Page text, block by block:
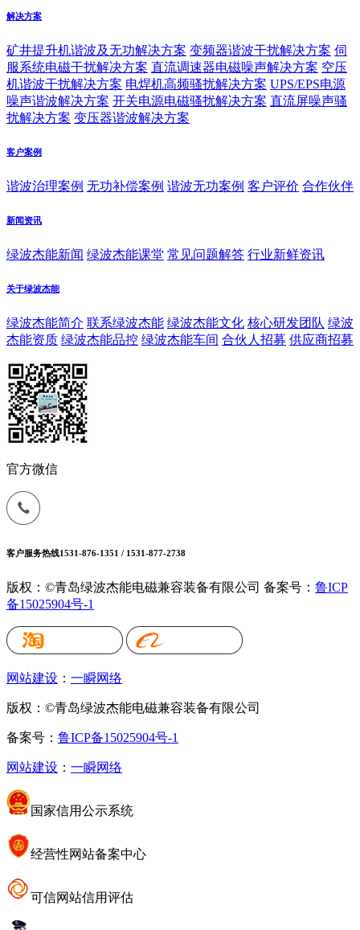
解决方案
矿井提升机谐波及无功解决方案 变频器谐波干扰解决方案 伺
服系统电磁干扰解决方案 直流调速器电磁噪声解决方案 空压
机谐波干扰解决方案 电焊机高频骚扰解决方案 UPS/EPS电源
噪声谐波解决方案 开关电源电磁骚扰解决方案 直流屏噪声骚
扰解决方案 变压器谐波解决方案
客户案例
谐波治理案例 无功补偿案例 谐波无功案例 客户评价 合作伙伴
新闻资讯
绿波杰能新闻 绿波杰能课堂 常见问题解答 行业新鲜资讯
关于绿波杰能
绿波杰能简介 联系绿波杰能 绿波杰能文化 核心研发团队 绿波
杰能资质 绿波杰能品控 绿波杰能车间 合伙人招募 供应商招募
官方微信
客户服务热线1531-876-1351 / 1531-877-2738
版权：©青岛绿波杰能电磁兼容装备有限公司 备案号： 鲁ICP
备15025904号-1
网站建设 ： 一瞬网络
版权：©青岛绿波杰能电磁兼容装备有限公司
备案号： 鲁ICP备15025904号-1
网站建设 ： 一瞬网络
国家信用公示系统
经营性网站备案中心
可信网站信用评估